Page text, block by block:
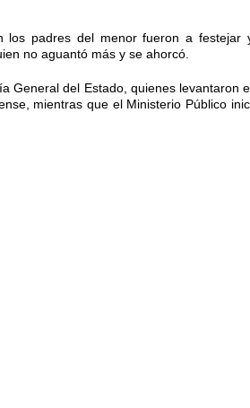
los padres del menor fueron a festejar
no aguantó más y se ahorcó.
General del Estado, quienes levantaron
mientras que el Ministerio Público